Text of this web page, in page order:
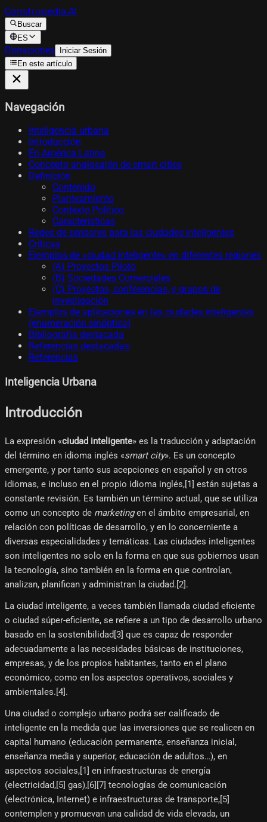
Construpedia.AI
Buscar
ES
Donaciones Iniciar Sesión
En este artículo
Navegación
Inteligencia urbana
Introducción
En América Latina
Concepto anglosajón de smart cities
Definición
Contenido
Planteamiento
Contexto Político
Características
Redes de sensores para las ciudades inteligentes
Críticas
Ejemplos de «ciudad inteligente» en diferentes regiones
(A) Proyectos Piloto
(B) Sociedades Comerciales
(C) Proyectos, conferencias, y grupos de
investigación
Ejemplos de aplicaciones en las ciudades inteligentes
(enumeración sinóptica)
Bibliografía destacada
Referencias destacadas
Referencias
Inteligencia Urbana
Introducción
La expresión «ciudad inteligente» es la traducción y adaptación
del término en idioma inglés «smart city». Es un concepto
emergente, y por tanto sus acepciones en español y en otros
idiomas, e incluso en el propio idioma inglés,[1]​ están sujetas a
constante revisión. Es también un término actual, que se utiliza
como un concepto de marketingen el ámbito empresarial, en
relación con políticas de desarrollo, y en lo concerniente a
diversas especialidades y temáticas. Las ciudades inteligentes
son inteligentes no solo en la forma en que sus gobiernos usan
la tecnología, sino también en la forma en que controlan,
analizan, planifican y administran la ciudad.[2]​.
La ciudad inteligente, a veces también llamada ciudad eficiente
o ciudad súper-eficiente, se refiere a un tipo de desarrollo urbano
basado en la sostenibilidad[3]​ que es capaz de responder
adecuadamente a las necesidades básicas de instituciones,
empresas, y de los propios habitantes, tanto en el plano
económico, como en los aspectos operativos, sociales y
ambientales.[4]​.
Una ciudad o complejo urbano podrá ser calificado de
inteligente en la medida que las inversiones que se realicen en
capital humano (educación permanente, enseñanza inicial,
enseñanza media y superior, educación de adultos…), en
aspectos sociales,[1]​ en infraestructuras de energía
(electricidad,[5]​ gas),[6]​[7]​ tecnologías de comunicación
(electrónica, Internet) e infraestructuras de transporte,[5]​
contemplen y promuevan una calidad de vida elevada, un